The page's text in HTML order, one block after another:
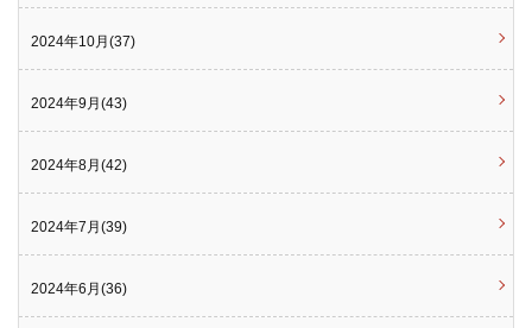
2024年10月(37)
2024年9月(43)
2024年8月(42)
2024年7月(39)
2024年6月(36)